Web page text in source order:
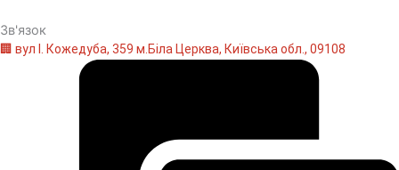
Зв'язок
🏢 вул І. Кожедуба, 359 м.Біла Церква, Київська обл., 09108